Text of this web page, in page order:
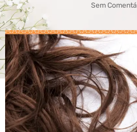
Sem